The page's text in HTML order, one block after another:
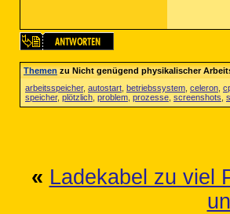
Themenzu Nicht genügend physikalischer
arbeitsspeicher, autostart betriebssystem celeron
speicher, plötzlich problem prozesse screenshots
« Ladekabel zu viel